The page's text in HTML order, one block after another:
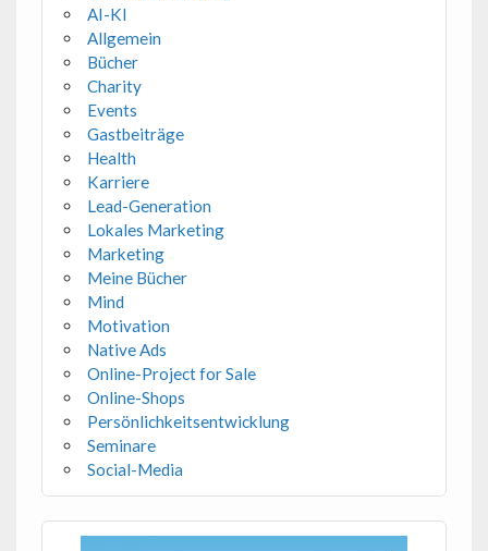
AI-KI
Allgemein
Bücher
Charity
Events
Gastbeiträge
Health
Karriere
Lead-Generation
Lokales Marketing
Marketing
Meine Bücher
Mind
Motivation
Native Ads
Online-Project for Sale
Online-Shops
Persönlichkeitsentwicklung
Seminare
Social-Media